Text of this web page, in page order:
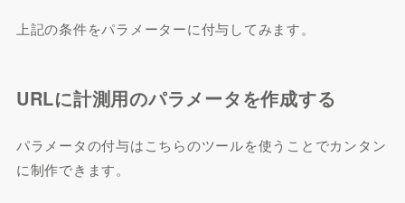
上記の条件をパラメーターに付与してみます。
URLに計測用のパラメータを作成する
パラメータの付与はこちらのツールを使うことでカンタン
に制作できます。